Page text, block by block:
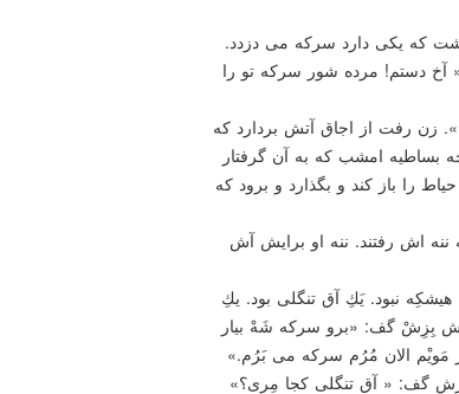
كه یكی دارد سركه می دزدد.
آخ دستم! مرده شور سركه تو را
زن رفت از اجاق آتش بردارد كه
بساطیه امشب كه به آن گرفتار
را باز كند و بگذارد و برود كه
اش رفتند. ننه او برایش آش
نبود. یَكِ آق تنگلی بود. یكِ
بِزِشْ گف: «برو سركه شَهْ بیار
مَویْم الان مُرُم سركه می بَرُم.»
گف: « آق تنگلی كجا مِری؟»